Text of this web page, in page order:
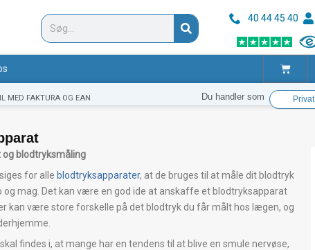
Søg 40 44 45 40
Kurv
MED FAKTURA OG EAN Du handler som Privat
og blodtryksmåling
for alle blodtryksapparater, at de bruges til at måle dit blodtryk
og mag. Det kan være en god ide at anskaffe et blodtryksapparat
kan være store forskelle på det blodtryk du får målt hos lægen, og
findes i, at mange har en tendens til at blive en smule nervøse,